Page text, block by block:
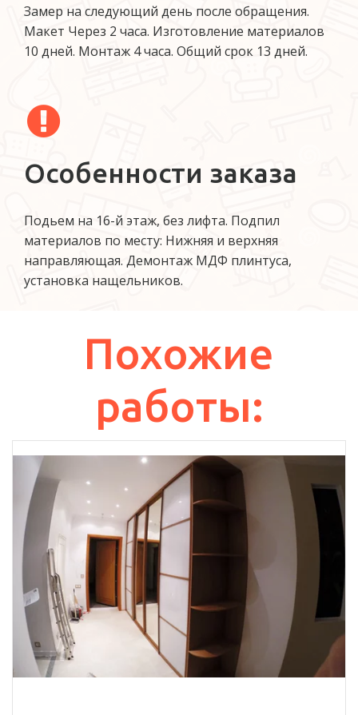
Замер на следующий день после обращения.
Макет Через 2 часа. Изготовление материалов
10 дней. Монтаж 4 часа. Общий срок 13 дней.
Особенности заказа
Подьем на 16-й этаж, без лифта. Подпил
материалов по месту: Нижняя и верхняя
направляющая. Демонтаж МДФ плинтуса,
установка нащельников.
Похожие
работы: